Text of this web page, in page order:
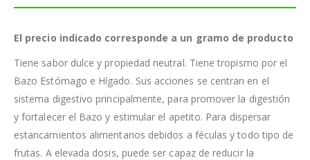
El precio indicado corresponde a un gramo de producto
Tiene sabor dulce y propiedad neutral. Tiene tropismo por el
Bazo Estómago e Hígado. Sus acciones se centran en el
sistema digestivo principalmente, para promover la digestión
y fortalecer el Bazo y estimular el apetito. Para dispersar
estancamientos alimentarios debidos a féculas y todo tipo de
frutas. A elevada dosis, puede ser capaz de reducir la